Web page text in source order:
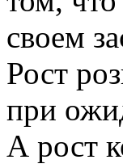
своем
Рост
при
А рост